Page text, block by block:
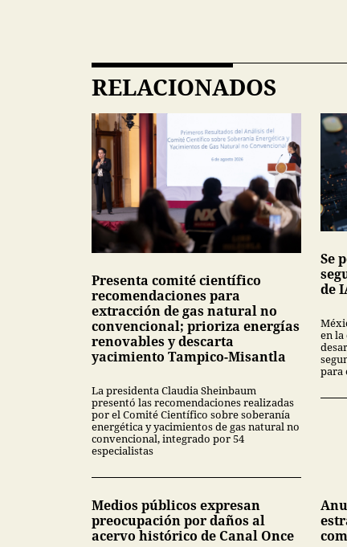
RELACIONADOS
Presenta comité científico
recomendaciones para
extracción de gas natural no
convencional; prioriza energías
renovables y descarta
yacimiento Tampico-Misantla
La presidenta Claudia Sheinbaum
presentó las recomendaciones realizadas
por el Comité Científico sobre soberanía
energética y yacimientos de gas natural no
convencional, integrado por 54
especialistas
Se
de
en la
para
Medios públicos expresan
preocupación por daños al
acervo histórico de Canal Once